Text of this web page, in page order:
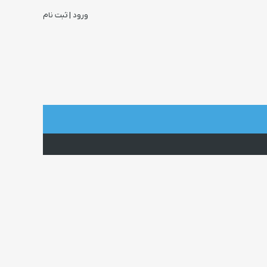
ورود | ثبت نام